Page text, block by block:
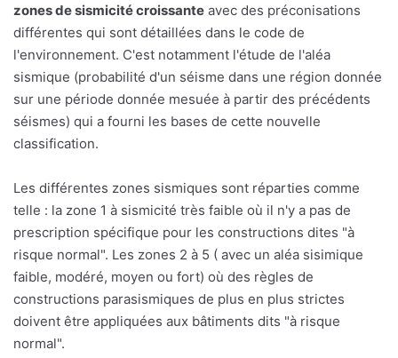
zones de sismicité croissante avec des préconisations
différentes qui sont détaillées dans le code de
l'environnement. C'est notamment l'étude de l'aléa
sismique (probabilité d'un séisme dans une région donnée
sur une période donnée mesuée à partir des précédents
séismes) qui a fourni les bases de cette nouvelle
classification.
Les différentes zones sismiques sont réparties comme
telle : la zone 1 à sismicité très faible où il n'y a pas de
prescription spécifique pour les constructions dites "à
risque normal". Les zones 2 à 5 ( avec un aléa sisimique
faible, modéré, moyen ou fort) où des règles de
constructions parasismiques de plus en plus strictes
doivent être appliquées aux bâtiments dits "à risque
normal".